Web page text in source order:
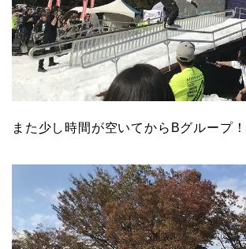
また少し時間が空いてからBグループ！